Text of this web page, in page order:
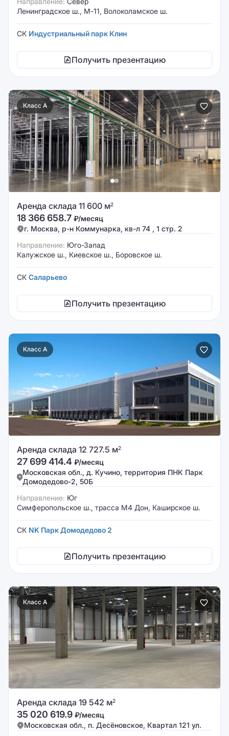
Ленинградское ш., М-11, Волоколамское ш.
СК Индустриальный парк Клин
Получить презентацию
Класс A
Аренда склада 11 600 м2
18 366 658.7 ₽/месяц
г. Москва, р-н Коммунарка, кв-л 74 , 1 стр. 2
Направление: Юго-Запад
Калужское ш., Киевское ш., Боровское ш.
СК Саларьево
Получить презентацию
Класс A
Аренда склада 12 727.5 м2
27 699 414.4 ₽/месяц
Московская обл., д. Кучино, территория ПНК Парк
Домодедово-2, 50Б
Направление: Юг
Симферопольское ш., трасса М4 Дон, Каширское ш.
СК NK Парк Домодедово 2
Получить презентацию
Класс A
Аренда склада 19 542 м2
35 020 619.9 ₽/месяц
Московская обл., п. Десёновское, Квартал 121 ул.